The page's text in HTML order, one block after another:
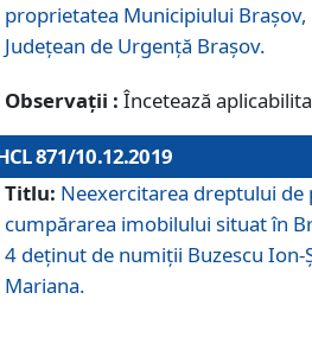
proprietatea Municipiului Braşov,
Judeţean de Urgenţă Braşov.
Observații : Încetează
871/10.12.2019
Titlu: Neexercitarea dreptului
cumpărarea imobilului situat în
4 deţinut de numiţii Buzescu Ion-
Mariana.